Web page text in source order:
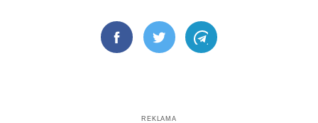
FacebookTwitter Telegram
REKLAMA